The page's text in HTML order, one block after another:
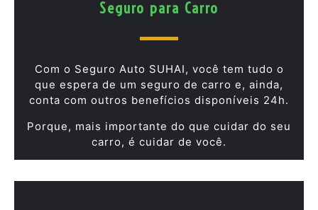
Seguro para Carro
Com o Seguro Auto SUHAI, você tem tudo o
que espera de um seguro de carro e, ainda,
conta com outros benefícios disponíveis 24h.
Porque, mais importante do que cuidar do seu
carro, é cuidar de você.